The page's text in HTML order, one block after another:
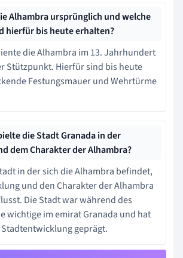
Alhambra ursprünglich und welche
hierfür bis heute erhalten?
die Alhambra im 13. Jahrhundert
Stützpunkt. Hierfür sind bis heute
Festungsmauer und Wehrtürme
die Stadt Granada in der
dem Charakter der Alhambra?
in der sich die Alhambra befindet,
und den Charakter der Alhambra
Die Stadt war während des
wichtige im emirat Granada und hat
geprägt.